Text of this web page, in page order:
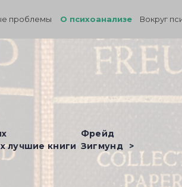
проблемы О психоанализе Вокруг
лучшие книги
Фрейд
Зигмунд